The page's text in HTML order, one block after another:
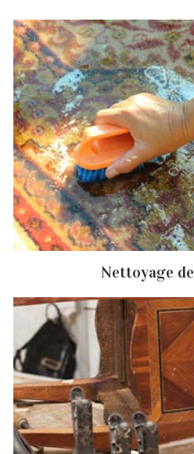
Nettoyage